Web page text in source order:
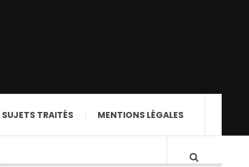
SUJETS TRAITÉS MENTIONS LÉGALES